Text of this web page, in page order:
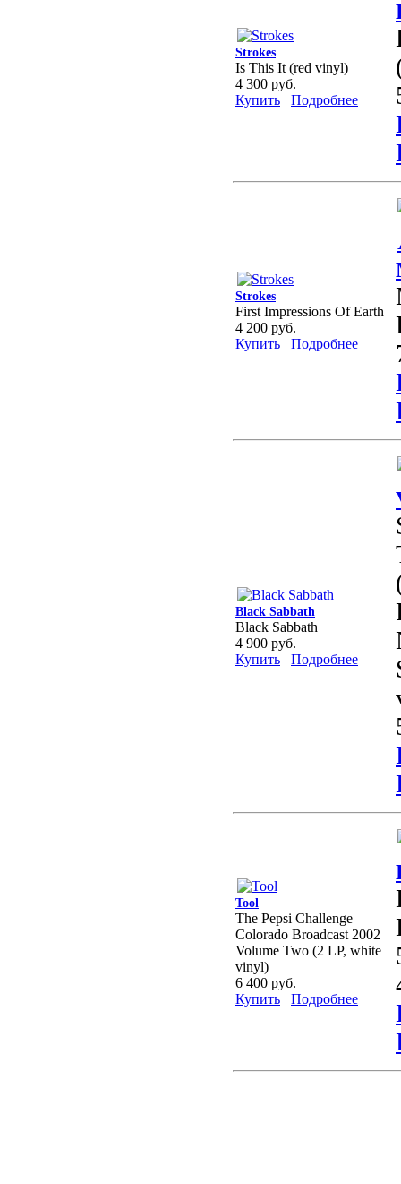
Strokes
Is This It (red vinyl)
4 300 руб.
Купить
Подробнее
Strokes
First Impressions Of Earth
4 200 руб.
Купить
Подробнее
Black Sabbath
Black Sabbath
4 900 руб.
Купить
Подробнее
Tool
The Pepsi Challenge
Colorado Broadcast 2002
Volume Two (2 LP, white
vinyl)
6 400 руб.
Купить
Подробнее